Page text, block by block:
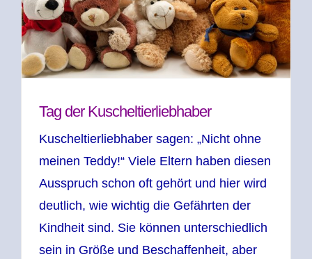
Tag der Kuscheltierliebhaber
Kuscheltierliebhaber sagen: „Nicht ohne
meinen Teddy!“ Viele Eltern haben diesen
Ausspruch schon oft gehört und hier wird
deutlich, wie wichtig die Gefährten der
Kindheit sind. Sie können unterschiedlich
sein in Größe und Beschaffenheit, aber